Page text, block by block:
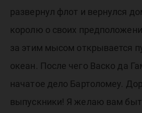
развернул флот и вернулся
королю о своих
за этим мысом открывается
океан. После чего Васко да
начатое дело Бартоломеу.
выпускники! Я желаю вам